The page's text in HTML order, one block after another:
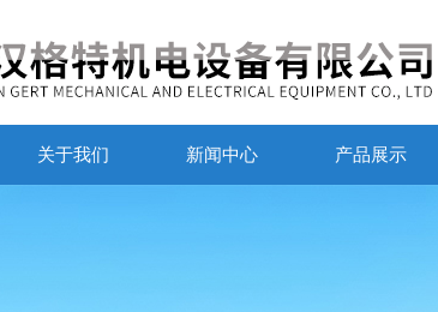
关于我们 新闻中心 产品展示